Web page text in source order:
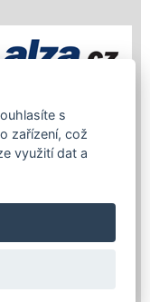
& MS SQL
s
zařízení, což
využití dat a